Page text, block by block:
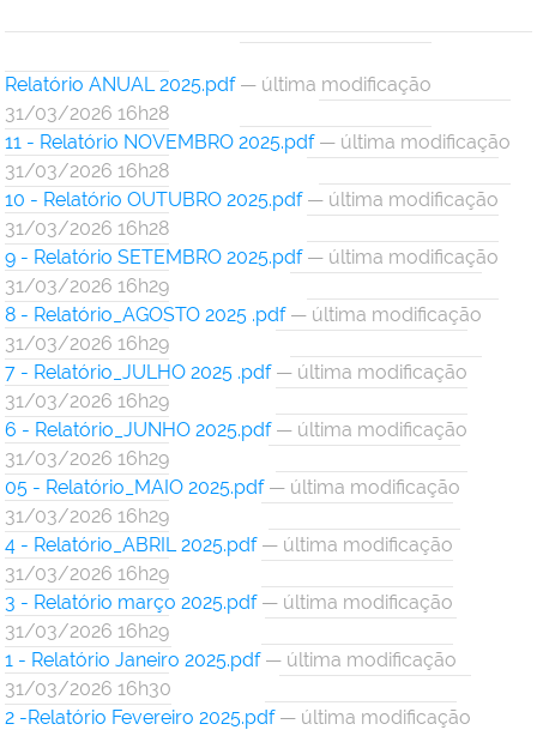
Relatório ANUAL 2025.pdf — última modificação
31/03/2026 16h28
11 - Relatório NOVEMBRO 2025.pdf — última modificação
31/03/2026 16h28
10 - Relatório OUTUBRO 2025.pdf — última modificação
31/03/2026 16h28
9 - Relatório SETEMBRO 2025.pdf — última modificação
31/03/2026 16h29
8 - Relatório_AGOSTO 2025 .pdf — última modificação
31/03/2026 16h29
7 - Relatório_JULHO 2025 .pdf — última modificação
31/03/2026 16h29
6 - Relatório_JUNHO 2025.pdf — última modificação
31/03/2026 16h29
05 - Relatório_MAIO 2025.pdf — última modificação
31/03/2026 16h29
4 - Relatório_ABRIL 2025.pdf — última modificação
31/03/2026 16h29
3 - Relatório março 2025.pdf — última modificação
31/03/2026 16h29
1 - Relatório Janeiro 2025.pdf — última modificação
31/03/2026 16h30
2 -Relatório Fevereiro 2025.pdf — última modificação